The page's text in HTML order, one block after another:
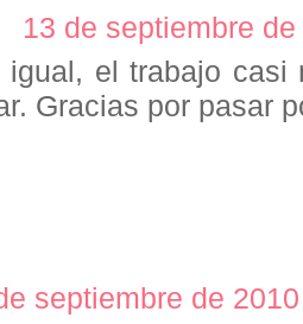
13 de septiembre
igual, el trabajo
Gracias por pasar
septiembre de